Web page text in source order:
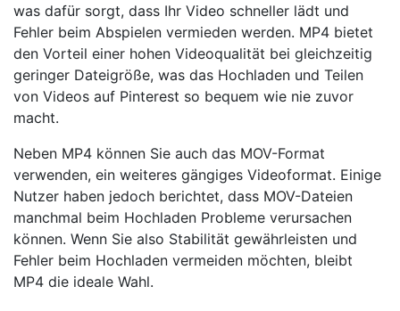
was dafür sorgt, dass Ihr Video schneller lädt und
Fehler beim Abspielen vermieden werden. MP4 bietet
den Vorteil einer hohen Videoqualität bei gleichzeitig
geringer Dateigröße, was das Hochladen und Teilen
von Videos auf Pinterest so bequem wie nie zuvor
macht.
Neben MP4 können Sie auch das MOV-Format
verwenden, ein weiteres gängiges Videoformat. Einige
Nutzer haben jedoch berichtet, dass MOV-Dateien
manchmal beim Hochladen Probleme verursachen
können. Wenn Sie also Stabilität gewährleisten und
Fehler beim Hochladen vermeiden möchten, bleibt
MP4 die ideale Wahl.